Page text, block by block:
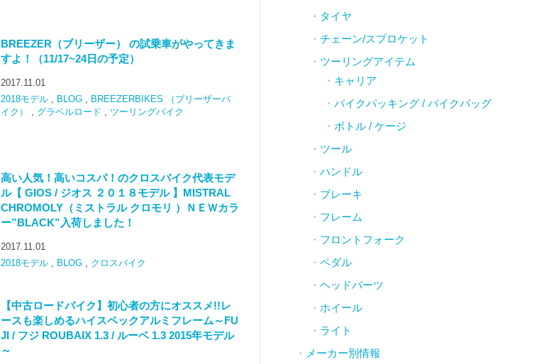
BREEZER（ブリーザー） の試乗車がやってきま
すよ！（11/17~24日の予定）
2017.11.01
2018モデル, BLOG, BREEZERBIKES （ブリーザーバ
イク）
, グラベルロード , ツーリングバイク
高い人気！高いコスパ！のクロスバイク代表モデ
ル【 GIOS / ジオス ２０１８モデル 】MISTRAL
CHROMOLY（ミストラル クロモリ ）ＮＥＷカラ
ー”BLACK”入荷しました！
2017.11.01
2018モデル, BLOG, クロスバイク
【中古ロードバイク】初心者の方にオススメ!!レ
ースも楽しめるハイスペックアルミフレーム～FU
JI / フジ ROUBAIX 1.3 / ルーベ 1.3 2015年モデル
～
タイヤ
チェーン/スプロケット
ツーリングアイテム
キャリア
バイクパッキング / バイクバッグ
ボトル / ケージ
ツール
ハンドル
ブレーキ
フレーム
フロントフォーク
ペダル
ヘッドパーツ
ホイール
ライト
メーカー別情報